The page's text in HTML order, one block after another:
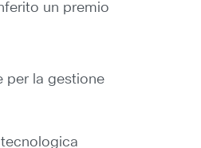
un premio
per la gestione